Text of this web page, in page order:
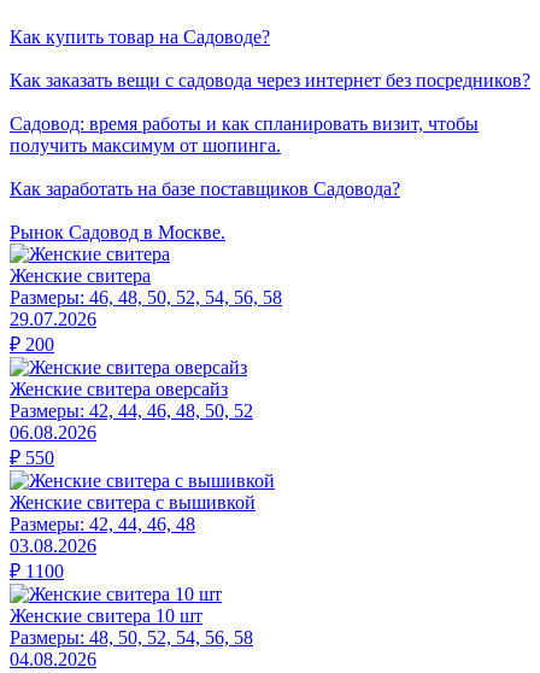
Как купить товар на Cадоводе?
Как заказать вещи с садовода через интернет без посредников?
Садовод: время работы и как спланировать визит, чтобы
получить максимум от шопинга.
Как заработать на базе поставщиков Садовода?
Рынок Садовод в Москве.
Женские свитера
Размеры: 46, 48, 50, 52, 54, 56, 58
29.07.2026
₽ 200
Женские свитера оверсайз
Размеры: 42, 44, 46, 48, 50, 52
06.08.2026
₽ 550
Женские свитера с вышивкой
Размеры: 42, 44, 46, 48
03.08.2026
₽ 1100
Женские свитера 10 шт
Размеры: 48, 50, 52, 54, 56, 58
04.08.2026